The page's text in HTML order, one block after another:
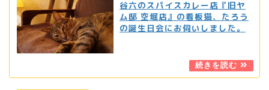
谷六のスパイスカレー店『旧ヤ
ム邸 空堀店』の看板猫、たろう
の誕生日会にお伺いしました。